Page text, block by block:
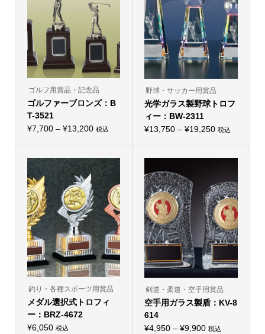
ー
シ
ョ
ン
が
あ
り
す。
オ
プ
シ
ョ
ン
商
品
ー
ジ
か
ら
選
択
で
き
ま
す
の
バ
リ
エ
ー
シ
ン
が
あ
り
ま
す。
オ
プ
シ
ン
品
ペ
ー
ジ
か
ら
選
択
で
き
ま
す
ゴルフ用賞品・記念品
ゴルファーブロンズ：B
T-3521
¥7,700 – ¥13,200価
¥7,700
¥13,200
税込
の
品
に
は
複
数
の
バ
リ
エ
ー
シ
ョ
ン
が
あ
り
ま
す。
シ
野球・サッカー用賞品
光学ガラス製野球トロフ
ィー：BW-2311
¥13,750 – ¥19,250価
¥19,250
税込
の
に
は
複
数
の
バ
リ
エ
ー
シ
ョ
ン
が
あ
り
ま
す。
オ
プ
シ
釣り・各種スポーツ用賞品
メダル選択式トロフィ
ー：BRZ-4672
¥6,050 税込
剣道・柔道・空手用賞品
空手用ガラス製盾：KV-8
614
¥4,950 – ¥9,900価税込